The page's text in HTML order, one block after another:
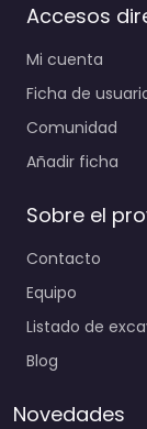
Accesos
Mi cuenta
Ficha de
Comunidad
Añadir ficha
Sobre el
Contacto
Equipo
Listado de
Blog
Novedades